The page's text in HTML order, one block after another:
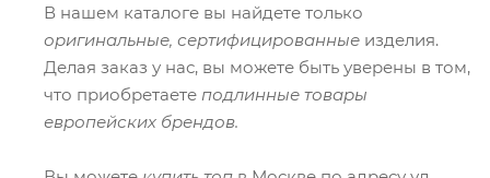
В нашем каталоге вы найдете только
оригинальные, сертифицированные изделия.
Делая заказ у нас, вы можете быть уверены в том,
что приобретаете подлинные товары
европейских брендов.